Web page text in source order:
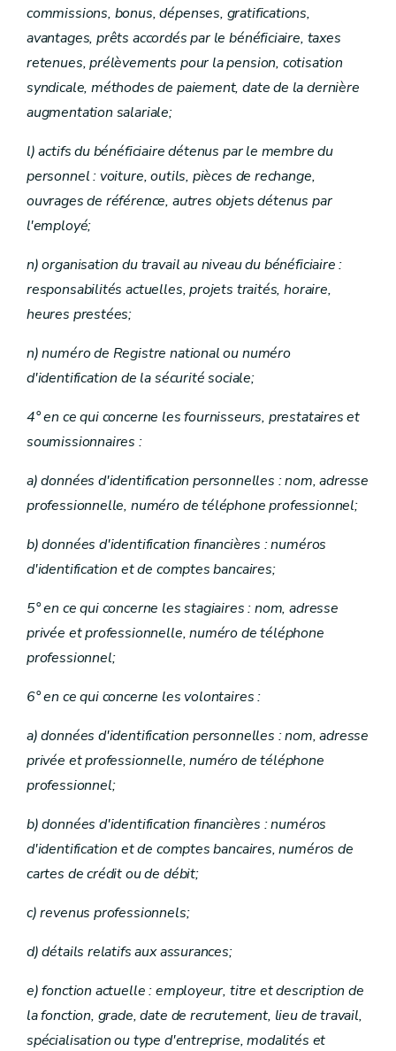
commissions, bonus, dépenses, gratifications,
avantages, prêts accordés par le bénéficiaire, taxes
retenues, prélèvements pour la pension, cotisation
syndicale, méthodes de paiement, date de la dernière
augmentation salariale;
l) actifs du bénéficiaire détenus par le membre du
personnel : voiture, outils, pièces de rechange,
ouvrages de référence, autres objets détenus par
l'employé;
n) organisation du travail au niveau du bénéficiaire :
responsabilités actuelles, projets traités, horaire,
heures prestées;
n) numéro de Registre national ou numéro
d'identification de la sécurité sociale;
4° en ce qui concerne les fournisseurs, prestataires et
soumissionnaires :
a) données d'identification personnelles : nom, adresse
professionnelle, numéro de téléphone professionnel;
b) données d'identification financières : numéros
d'identification et de comptes bancaires;
5° en ce qui concerne les stagiaires : nom, adresse
privée et professionnelle, numéro de téléphone
professionnel;
6° en ce qui concerne les volontaires :
a) données d'identification personnelles : nom, adresse
privée et professionnelle, numéro de téléphone
professionnel;
b) données d'identification financières : numéros
d'identification et de comptes bancaires, numéros de
cartes de crédit ou de débit;
c) revenus professionnels;
d) détails relatifs aux assurances;
e) fonction actuelle : employeur, titre et description de
la fonction, grade, date de recrutement, lieu de travail,
spécialisation ou type d'entreprise, modalités et